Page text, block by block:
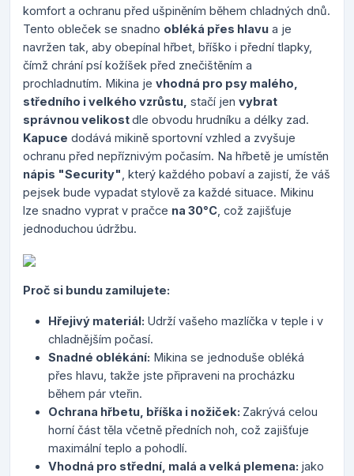
komfort a ochranu před ušpiněním během chladných dnů.
Tento obleček se snadno obléká přes hlavu a je
navržen tak, aby obepínal hřbet, bříško i přední tlapky,
čímž chrání psí kožíšek před znečištěním a
prochladnutím. Mikina je vhodná pro psy malého,
středního i velkého vzrůstu, stačí jen vybrat
správnou velikostdle obvodu hrudníku a délky zad.
Kapuce dodává mikině sportovní vzhled a zvyšuje
ochranu před nepříznivým počasím. Na hřbetě je umístěn
nápis "Security" , který každého pobaví a zajistí, že váš
pejsek bude vypadat stylově za každé situace. Mikinu
lze snadno vyprat v pračce na 30°C , což zajišťuje
jednoduchou údržbu.
Proč si bundu zamilujete:
Hřejivý materiál: Udrží vašeho mazlíčka v teple i v
chladnějším počasí.
Snadné oblékání: Mikina se jednoduše obléká
přes hlavu, takže jste připraveni na procházku
během pár vteřin.
Ochrana hřbetu, bříška i nožiček: Zakrývá celou
horní část těla včetně předních noh, což zajišťuje
maximální teplo a pohodlí.
Vhodná pro střední, malá a velká plemena: jako